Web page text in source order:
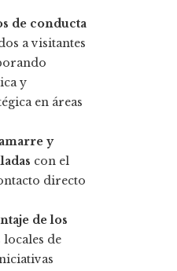
de conducta
a visitantes
y
en áreas
y
con el
directo
de los
locales de